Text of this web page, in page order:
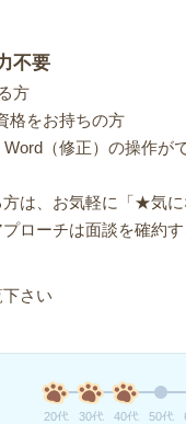
不要
方
格をお持ちの方
（修正）の操作が
は、お気軽に「★気
ローチは面談を確約
さい
20代 30代 40代 50代